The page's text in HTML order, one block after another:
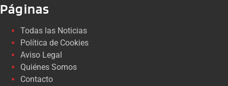
Páginas
Todas las Noticias
Política de Cookies
Aviso Legal
Quiénes Somos
Contacto